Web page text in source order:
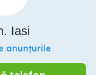
Iasi
anunțurile